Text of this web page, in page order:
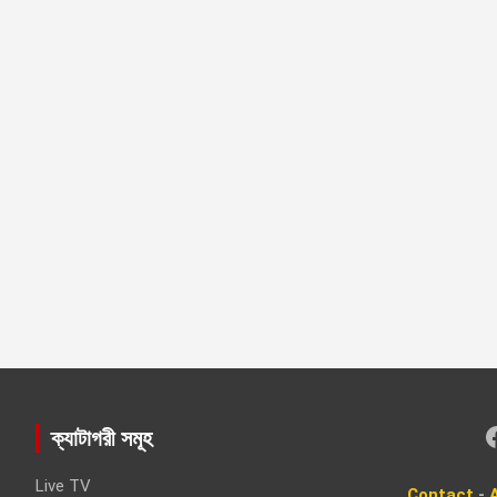
ক্যাটাগরী সমূহ
Live TV